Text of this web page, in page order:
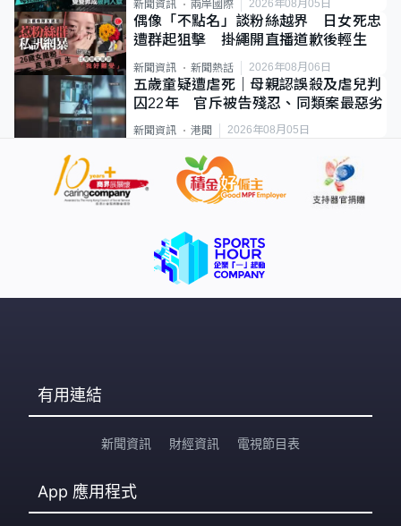
新聞資訊 兩岸國際 2026年08月05日
偶像「不點名」談粉絲越界 日女死忠
遭群起狙擊 掛繩開直播道歉後輕生
新聞資訊 新聞熱話 2026年08月06日
五歲童疑遭虐死｜母親認誤殺及虐兒判
囚22年 官斥被告殘忍、同類案最惡劣
新聞資訊 港聞 2026年08月05日
有用連結
新聞資訊 財經資訊 電視節目表
App 應用程式